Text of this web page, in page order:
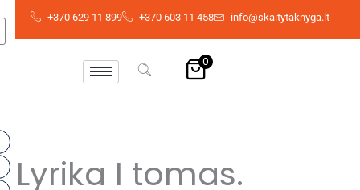
+370 629 11 899 +370 603 11 458 info@skaitytaknyga.lt
0
Lyrika I tomas.